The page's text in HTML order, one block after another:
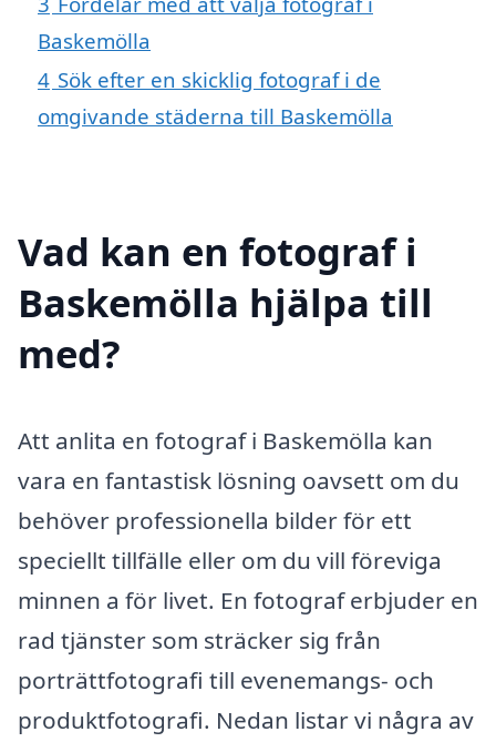
Baskemölla
4 Sök efter en skicklig fotograf i de
omgivande städerna till Baskemölla
Vad kan en fotograf i
Baskemölla hjälpa till
med?
Att anlita en fotograf i Baskemölla kan
vara en fantastisk lösning oavsett om du
behöver professionella bilder för ett
speciellt tillfälle eller om du vill föreviga
minnen a för livet. En fotograf erbjuder en
rad tjänster som sträcker sig från
porträttfotografi till evenemangs- och
produktfotografi. Nedan listar vi några av